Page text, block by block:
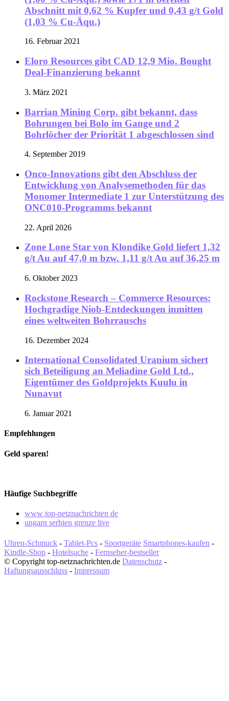
Abschnitt mit 0,62 % Kupfer und 0,43 g/t Gold
(1,03 % Cu-Äqu.)
16. Februar 2021
Eloro Resources gibt CAD 12,9 Mio. Bought
Deal-Finanzierung bekannt
3. März 2021
Barrian Mining Corp. gibt bekannt, dass
Bohrungen bei Bolo im Gange und 2
Bohrlöcher der Priorität 1 abgeschlossen sind
4. September 2019
Onco-Innovations gibt den Abschluss der
Entwicklung von Analysemethoden für das
Monomer Intermediate 1 zur Unterstützung des
ONC010-Programms bekannt
22. April 2026
Zone Lone Star von Klondike Gold liefert 1,32
g/t Au auf 47,0 m bzw. 1,11 g/t Au auf 36,25 m
6. Oktober 2023
Rockstone Research – Commerce Resources:
Hochgradige Niob-Entdeckungen inmitten
eines weltweiten Bohrrauschs
16. Dezember 2024
International Consolidated Uranium sichert
sich Beteiligung an Meliadine Gold Ltd.,
Eigentümer des Goldprojekts Kuulu in
Nunavut
6. Januar 2021
Empfehlungen
Geld sparen!
Häufige Suchbegriffe
www top-netznachrichten de
ungarn serbien grenze live
Uhren-Schmuck - Tablet-Pcs - Sportgeräte Smartphones-kaufen -
Kindle-Shop - Hotelsuche - Fernseher-bestseller
© Copyright top-netznachrichten.de Datenschutz -
Haftungsausschluss - Impressum